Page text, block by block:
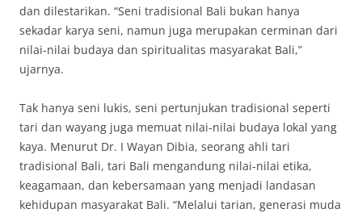
dan dilestarikan. “Seni tradisional Bali bukan hanya
sekadar karya seni, namun juga merupakan cerminan dari
nilai-nilai budaya dan spiritualitas masyarakat Bali,”
ujarnya.
Tak hanya seni lukis, seni pertunjukan tradisional seperti
tari dan wayang juga memuat nilai-nilai budaya lokal yang
kaya. Menurut Dr. I Wayan Dibia, seorang ahli tari
tradisional Bali, tari Bali mengandung nilai-nilai etika,
keagamaan, dan kebersamaan yang menjadi landasan
kehidupan masyarakat Bali. “Melalui tarian, generasi muda